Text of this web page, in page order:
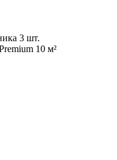
3 шт.
10 м²